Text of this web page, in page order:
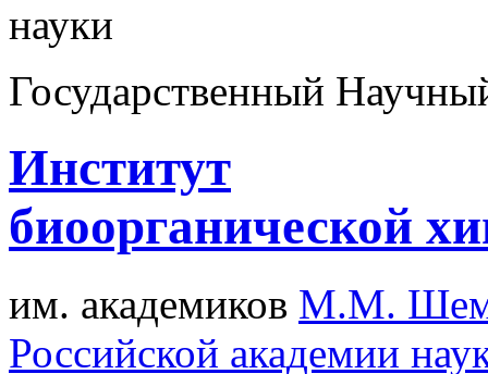
науки
Государственный
Институт
биоорганической
им. академиков М.М.
Российской академии